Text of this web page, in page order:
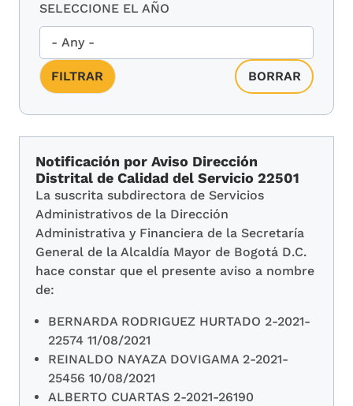
SELECCIONE EL AÑO
Notificación por Aviso Dirección
Distrital de Calidad del Servicio 22501
La suscrita subdirectora de Servicios
Administrativos de la Dirección
Administrativa y Financiera de la Secretaría
General de la Alcaldía Mayor de Bogotá D.C.
hace constar que el presente aviso a nombre
de:
BERNARDA RODRIGUEZ HURTADO 2-2021-
22574 11/08/2021
REINALDO NAYAZA DOVIGAMA 2-2021-
25456 10/08/2021
ALBERTO CUARTAS 2-2021-26190